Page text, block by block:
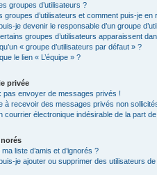
groupes d’utilisateurs ?
groupes d’utilisateurs et comment puis-je en
je devenir le responsable d’un groupe
groupes d’utilisateurs apparaissent
« groupe d’utilisateurs par défaut » ?
le lien « L’équipe » ?
privée
pas envoyer de messages privés !
à recevoir des messages privés non
courrier électronique indésirable de la part
liste d’amis et d’ignorés ?
je ajouter ou supprimer des utilisateurs de